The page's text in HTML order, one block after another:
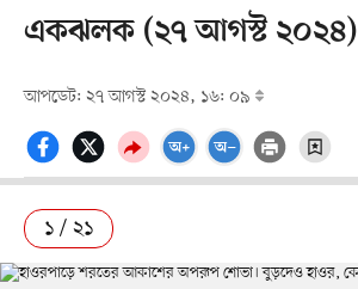
একঝলক (২৭ আগস্ট ২০২৪)
আপডেট: ২৭ আগস্ট ২০২৪, ১৬: ০৯
১ / ২১